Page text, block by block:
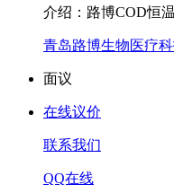
介绍：路博COD恒
青岛路博生物医疗
面议
在线议价
联系我们
QQ在线